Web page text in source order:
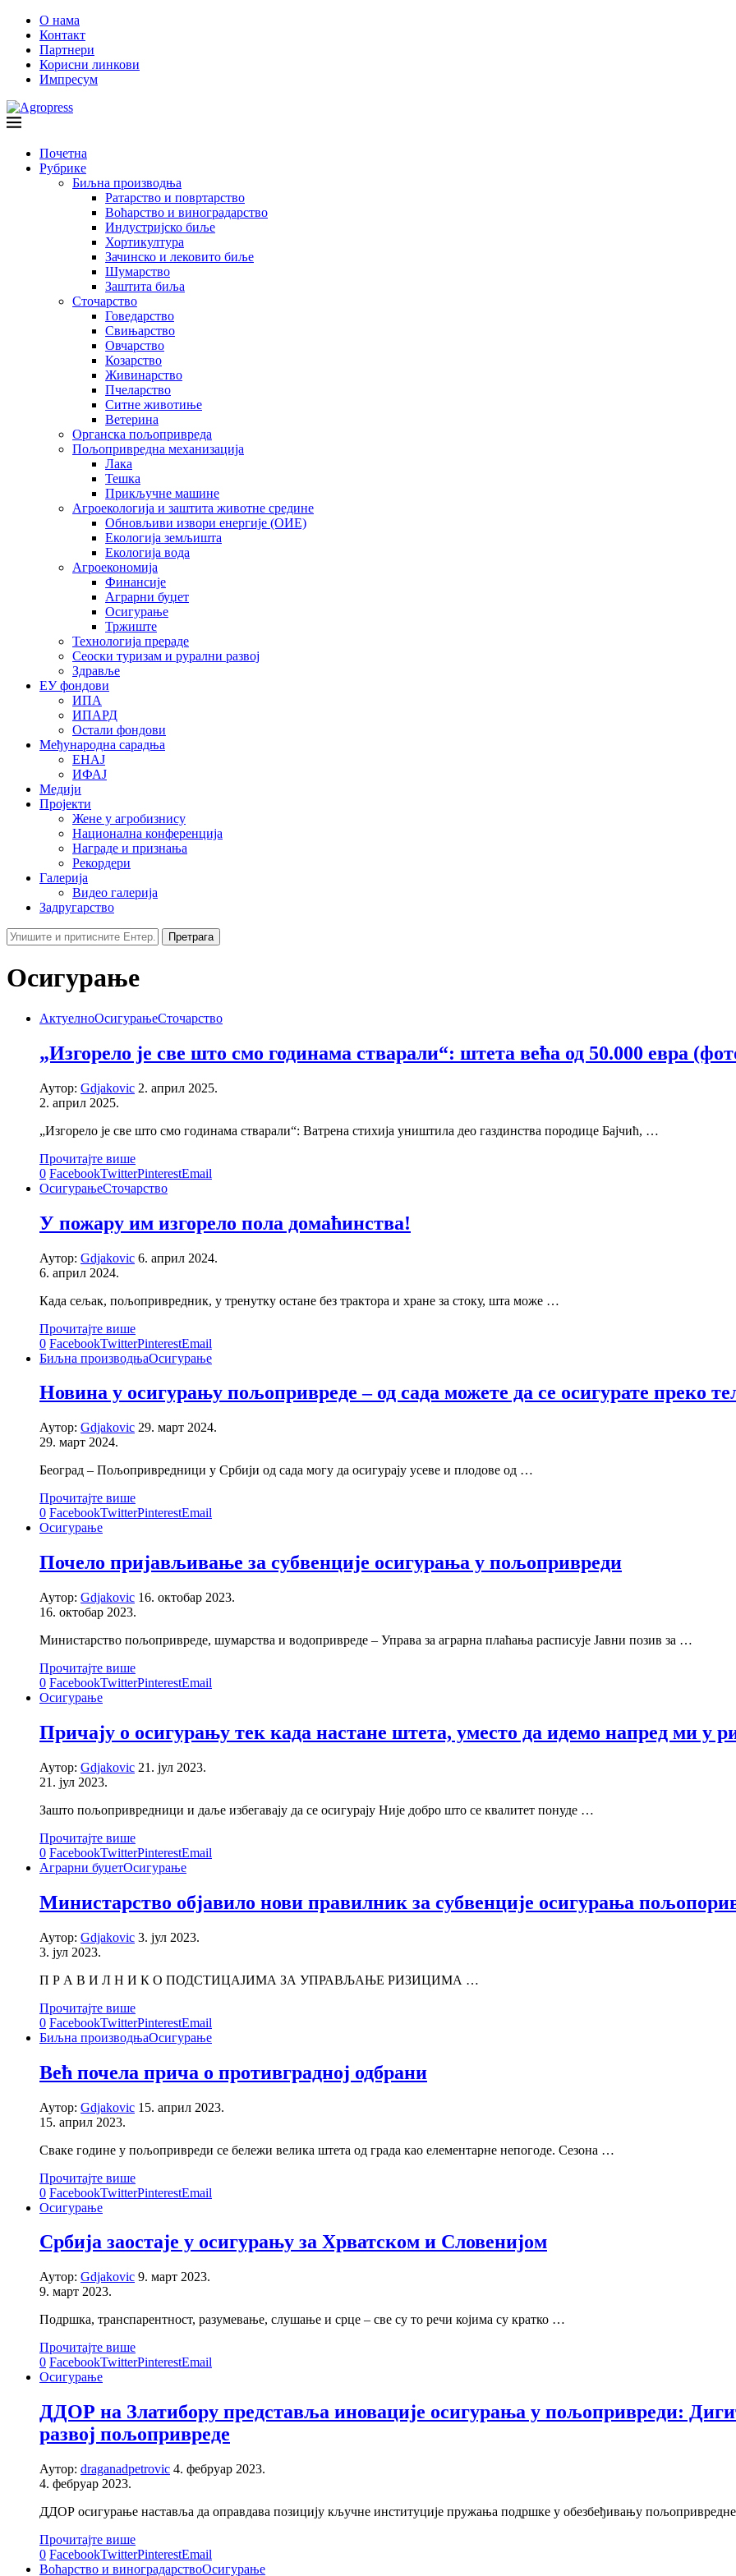
О нама
Контакт
Партнери
Корисни линкови
Импресум
Почетна
Рубрике
Биљна производња
Ратарство и повртарство
Воћарство и виноградарство
Индустријско биље
Хортикултура
Зачинско и лековито биље
Шумарство
Заштита биља
Сточарство
Говедарство
Свињарство
Овчарство
Козарство
Живинарство
Пчеларство
Ситне животиње
Ветерина
Органска пољопривреда
Пољопривредна механизација
Лака
Тешка
Прикључне машине
Агроекологија и заштита животне средине
Обновљиви извори енергије (ОИЕ)
Екологија земљишта
Екологија вода
Агроекономија
Финансије
Аграрни буџет
Осигурање
Тржиште
Технологија прераде
Сеоски туризам и рурални развој
Здравље
ЕУ фондови
ИПА
ИПАРД
Остали фондови
Међународна сарадња
ЕНАЈ
ИФАЈ
Медији
Пројекти
Жене у агробизнису
Национална конференција
Награде и признања
Рекордери
Галерија
Видео галерија
Задругарство
Претрага
Осигурање
АктуелноОсигурањеСточарство
„Изгорело је све што смо годинама стварали“: штета већа од 50.000 евра
Аутор: Gdjakovic 2. април 2025.
2. април 2025.
„Изгорело је све што смо годинама стварали“: Ватрена стихија уништила део газдинства породице Бајчић, …
Прочитајте више
0 FacebookTwitterPinterestEmail
ОсигурањеСточарство
У пожару им изгорело пола домаћинства!
Аутор: Gdjakovic 6. април 2024.
6. април 2024.
Када сељак, пољопривредник, у тренутку остане без трактора и хране за стоку, шта може …
Прочитајте више
0 FacebookTwitterPinterestEmail
Биљна производњаОсигурање
Новина у осигурању пољопривреде – од сада можете да се осигурате преко
Аутор: Gdjakovic 29. март 2024.
29. март 2024.
Београд – Пољопривредници у Србији од сада могу да осигурају усеве и плодове од …
Прочитајте више
0 FacebookTwitterPinterestEmail
Осигурање
Почело пријављивање за субвенције осигурања у пољопривреди
Аутор: Gdjakovic 16. октобар 2023.
16. октобар 2023.
Министарство пољопривреде, шумарства и водопривреде – Управа за аграрна плаћања расписује Јавни позив за …
Прочитајте више
0 FacebookTwitterPinterestEmail
Осигурање
Причају о осигурању тек када настане штета, уместо да идемо напред ми у
Аутор: Gdjakovic 21. јул 2023.
21. јул 2023.
Зашто пољопривредници и даље избегавају да се осигурају Није добро што се квалитет понуде …
Прочитајте више
0 FacebookTwitterPinterestEmail
Аграрни буџетОсигурање
Министарство објавило нови правилник за субвенције осигурања
Аутор: Gdjakovic 3. јул 2023.
3. јул 2023.
П Р А В И Л Н И К О ПОДСТИЦАЈИМА ЗА УПРАВЉАЊЕ РИЗИЦИМА …
Прочитајте више
0 FacebookTwitterPinterestEmail
Биљна производњаОсигурање
Већ почела прича о противградној одбрани
Аутор: Gdjakovic 15. април 2023.
15. април 2023.
Сваке године у пољопривреди се бележи велика штета од града као елементарне непогоде. Сезона …
Прочитајте више
0 FacebookTwitterPinterestEmail
Осигурање
Србија заостаје у осигурању за Хрватском и Словенијом
Аутор: Gdjakovic 9. март 2023.
9. март 2023.
Подршка, транспарентност, разумевање, слушање и срце – све су то речи којима су кратко …
Прочитајте више
0 FacebookTwitterPinterestEmail
Осигурање
ДДОР на Златибору представља иновације осигурања у пољопривреди:
развој пољопривреде
Аутор: draganadpetrovic 4. фебруар 2023.
4. фебруар 2023.
ДДОР осигурање наставља да оправдава позицију кључне институције пружања подршке у обезбеђивању
Прочитајте више
0 FacebookTwitterPinterestEmail
Воћарство и виноградарствоОсигурање